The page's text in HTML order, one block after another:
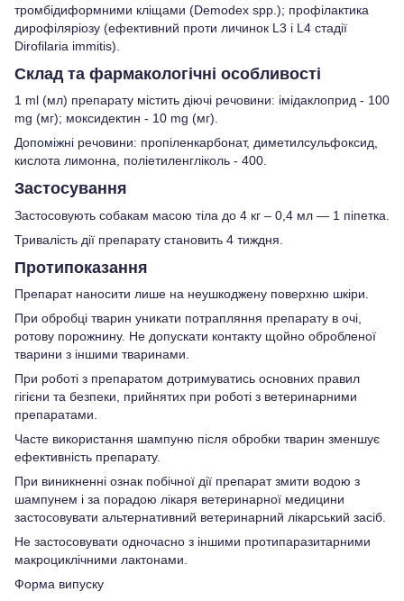
тромбідиформними кліщами (Demodex spp.); профілактика
дирофіляріозу (ефективний проти личинок L3 і L4 стадії
Dirofilaria immitis).
Склад та фармакологічні особливості
1 ml (мл) препарату містить діючі речовини: імідаклоприд - 100
mg (мг); моксидектин - 10 mg (мг).
Допоміжні речовини: пропіленкарбонат, диметилсульфоксид,
кислота лимонна, поліетиленгліколь - 400.
Застосування
Застосовують собакам масою тіла до 4 кг – 0,4 мл — 1 піпетка.
Тривалість дії препарату становить 4 тиждня.
Протипоказання
Препарат наносити лише на неушкоджену поверхню шкіри.
При обробці тварин уникати потрапляння препарату в очі,
ротову порожнину. Не допускати контакту щойно обробленої
тварини з іншими тваринами.
При роботі з препаратом дотримуватись основних правил
гігієни та безпеки, прийнятих при роботі з ветеринарними
препаратами.
Часте використання шампуню після обробки тварин зменшує
ефективність препарату.
При виникненні ознак побічної дії препарат змити водою з
шампунем і за порадою лікаря ветеринарної медицини
застосовувати альтернативний ветеринарний лікарський засіб.
Не застосовувати одночасно з іншими протипаразитарними
макроциклічними лактонами.
Форма випуску